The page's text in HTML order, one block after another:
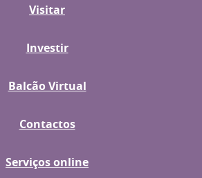
Visitar
Investir
Balcão Virtual
Contactos
Serviços online